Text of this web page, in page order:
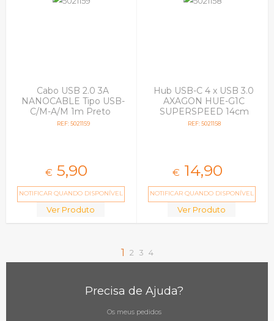
Cabo USB 2.0 3A
NANOCABLE Tipo USB-
C/M-A/M 1m Preto
REF: 5021159
€ 5,90
NOTIFICAR QUANDO DISPONÍVEL
Ver Produto
Hub USB-C 4 x USB 3.0
AXAGON HUE-G1C
SUPERSPEED 14cm
Preto
REF: 5021158
€ 14,90
NOTIFICAR QUANDO DISPONÍVEL
Ver Produto
1 2 3 4
Precisa de Ajuda?
Os meus pedidos